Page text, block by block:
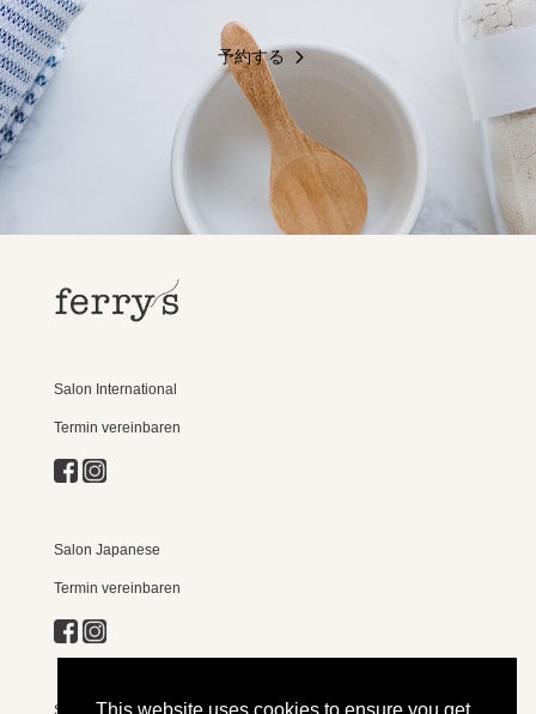
予約する
Salon International
Termin vereinbaren
Salon Japanese
Termin vereinbaren
This website uses cookies to ensure you get